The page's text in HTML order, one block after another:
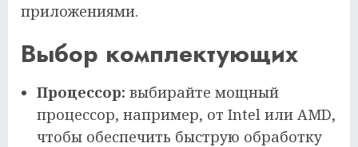
приложениями.
Выбор комплектующих
Процессор: выбирайте мощный
процессор, например, от Intel или AMD,
чтобы обеспечить быструю обработку